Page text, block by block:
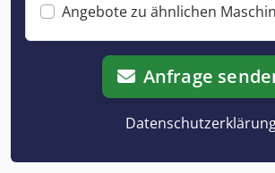
Angebote zu ähnlichen
Anfrage